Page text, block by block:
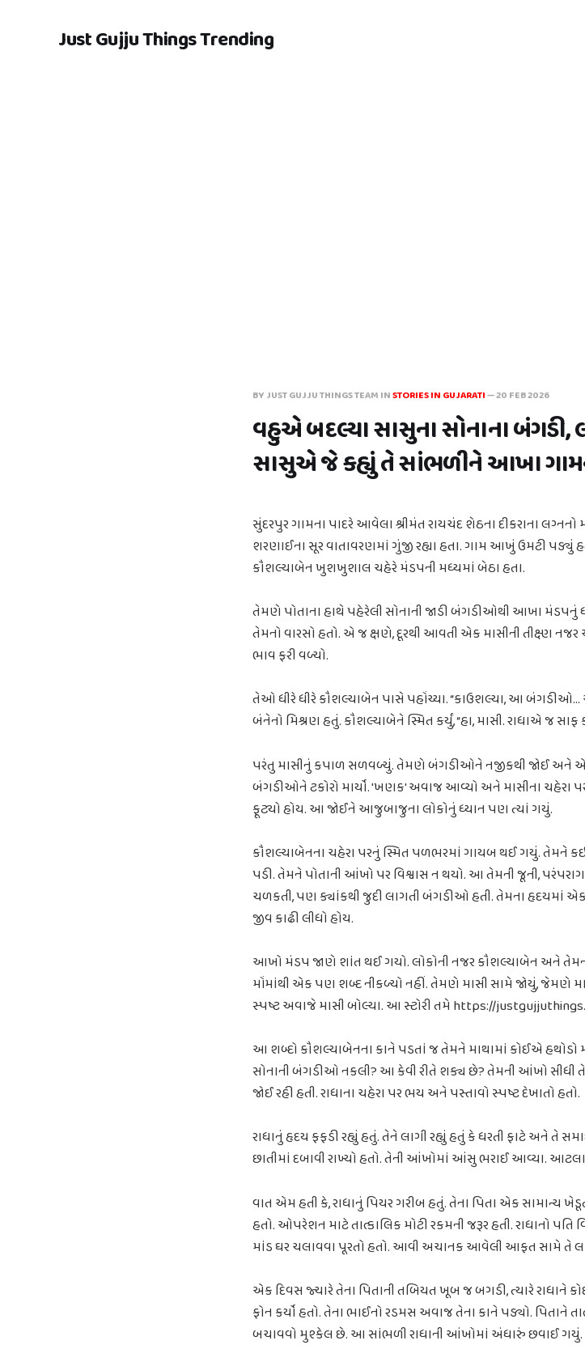
Just Gujju Things Trending
BY JUST GUJJU THINGS TEAM INSTORIES IN GUJARATI—20 FEB 2026
વહુએ બદલ્યા સાસુના સોનાના બંગડી,
સાસુએ જે કહ્યું તે સાંભળીને આખા
સુંદરપુર ગામના પાદરે આવેલા શ્રીમંત રાયચંદ શેઠના દીકરાના
શરણાઈના સૂર વાતાવરણમાં ગુંજી રહ્યા હતા. ગામ આખું ઉમટી પડ્યું
કૌશલ્યાબેન ખુશખુશાલ ચહેરે મંડપની મધ્યમાં બેઠા હતા.
તેમણે પોતાના હાથે પહેરેલી સોનાની જાડી બંગડીઓથી આખા મંડપનું
તેમનો વારસો હતો. એ જ ક્ષણે, દૂરથી આવતી એક માસીની તીક્ષ્ણ
ભાવ ફરી વળ્યો.
તેઓ ધીરે ધીરે કૌશલ્યાબેન પાસે પહોંચ્યા. “કાઉશલ્યા, આ
બંનેનો મિશ્રણ હતું. કૌશલ્યાબેને સ્મિત કર્યું, “હા, માસી. રાધાએ જ
પરંતુ માસીનું કપાળ સળવળ્યું. તેમણે બંગડીઓને નજીકથી જોઈ અને
બંગડીઓને ટકોરો માર્યો. 'ખણક' અવાજ આવ્યો અને માસીના ચહેરા
ફૂટ્યો હોય. આ જોઈને આજુબાજુના લોકોનું ધ્યાન પણ ત્યાં ગયું.
કૌશલ્યાબેનના ચહેરા પરનું સ્મિત પળભરમાં ગાયબ થઈ ગયું. તેમને
પડી. તેમને પોતાની આંખો પર વિશ્વાસ ન થયો. આ તેમની જૂની,
ચળકતી, પણ ક્યાંકથી જુદી લાગતી બંગડીઓ હતી. તેમના હૃદયમાં
જીવ કાઢી લીધો હોય.
આખો મંડપ જાણે શાંત થઈ ગયો. લોકોની નજર કૌશલ્યાબેન અને
મોંમાંથી એક પણ શબ્દ નીકળ્યો નહીં. તેમણે માસી સામે જોયું, જેમણે
સ્પષ્ટ અવાજે માસી બોલ્યા. આ સ્ટોરી તમે https://
આ શબ્દો કૌશલ્યાબેનના કાને પડતાં જ તેમને માથામાં કોઈએ હથોડો
સોનાની બંગડીઓ નકલી? આ કેવી રીતે શક્ય છે? તેમની આંખો સીધી
જોઈ રહી હતી. રાધાના ચહેરા પર ભય અને પસ્તાવો સ્પષ્ટ દેખાતો હતો.
રાધાનું હૃદય ફફડી રહ્યું હતું. તેને લાગી રહ્યું હતું કે ધરતી ફાટે અને તે
છાતીમાં દબાવી રાખ્યો હતો. તેની આંખોમાં આંસુ ભરાઈ આવ્યા. આટલા
વાત એમ હતી કે, રાધાનું પિયર ગરીબ હતું. તેના પિતા એક સામાન્ય
હતો. ઓપરેશન માટે તાત્કાલિક મોટી રકમની જરૂર હતી. રાધાનો
માંડ ઘર ચલાવવા પૂરતો હતો. આવી અચાનક આવેલી આફત સામે તે
એક દિવસ જ્યારે તેના પિતાની તબિયત ખૂબ જ બગડી, ત્યારે રાધાને
ફોન કર્યો હતો. તેના ભાઈનો રડમસ અવાજ તેના કાને પડ્યો. પિતાને
બચાવવો મુશ્કેલ છે. આ સાંભળી રાધાની આંખોમાં અંધારું છવાઈ ગયું.